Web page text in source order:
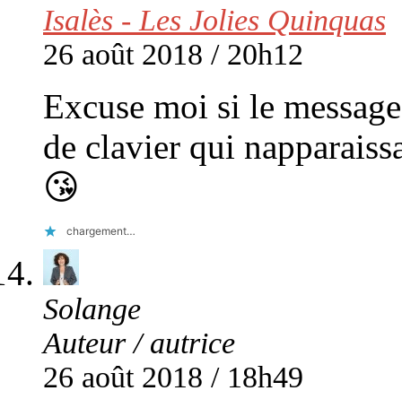
Isalès - Les Jolies Quinquas
26 août 2018 / 20h12
Excuse moi si le
de clavier qui
😘
chargement…
Solange
Auteur / autrice
26 août 2018 / 18h49